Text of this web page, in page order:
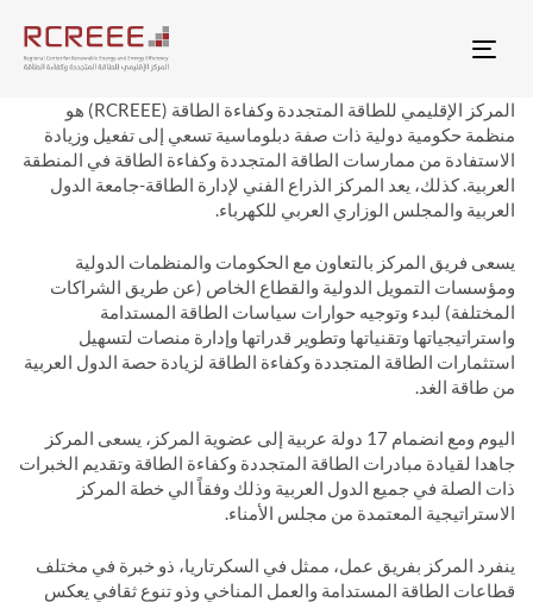
المركز الإقليمي للطاقة المتجددة وكفاءة الطاقة (RCREEE) هو
منظمة حكومية دولية ذات صفة دبلوماسية تسعي إلى تفعيل وزيادة
الاستفادة من ممارسات الطاقة المتجددة وكفاءة الطاقة في المنطقة
العربية. كذلك، يعد المركز الذراع الفني لإدارة الطاقة-جامعة الدول
العربية والمجلس الوزاري العربي للكهرباء.
يسعى فريق المركز بالتعاون مع الحكومات والمنظمات الدولية
ومؤسسات التمويل الدولية والقطاع الخاص (عن طريق الشراكات
المختلفة) لبدء وتوجيه حوارات سياسات الطاقة المستدامة
واستراتيجياتها وتقنياتها وتطوير قدراتها وإدارة منصات لتسهيل
استثمارات الطاقة المتجددة وكفاءة الطاقة لزيادة حصة الدول العربية
من طاقة الغد.
اليوم ومع انضمام 17 دولة عربية إلى عضوية المركز، يسعى المركز
جاهدا لقيادة مبادرات الطاقة المتجددة وكفاءة الطاقة وتقديم الخبرات
ذات الصلة في جميع الدول العربية وذلك وفقاً الي خطة المركز
الاستراتيجية المعتمدة من مجلس الأمناء.
ينفرد المركز بفريق عمل، ممثل في السكرتاريا، ذو خبرة في مختلف
قطاعات الطاقة المستدامة والعمل المناخي وذو تنوع ثقافي يعكس